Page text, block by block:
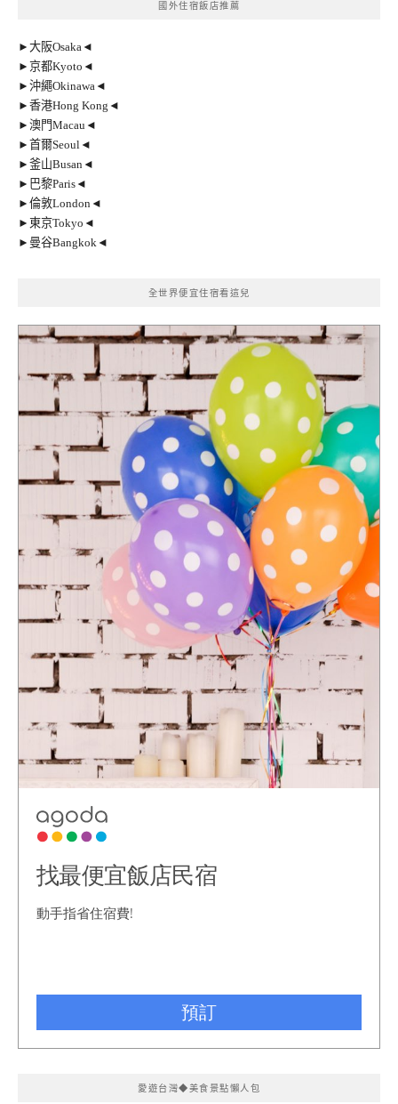
國外住宿飯店推薦
►大阪Osaka◄
►京都Kyoto◄
►沖繩Okinawa◄
►香港Hong Kong◄
►澳門Macau◄
►首爾Seoul◄
►釜山Busan◄
►巴黎Paris◄
►倫敦London◄
►東京Tokyo◄
►曼谷Bangkok◄
全世界便宜住宿看這兒
愛遊台灣◆美食景點懶人包